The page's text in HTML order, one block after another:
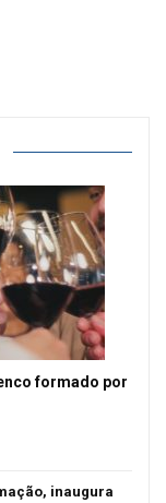
formado por
inaugura